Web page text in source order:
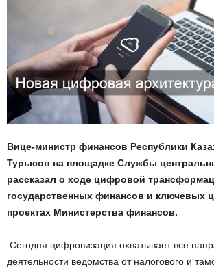
Вице-министр финансов Республики
Турысов на площадке Службы
рассказал о ходе цифровой
государственных финансов и ключевых
проектах Министерства финансов.
Сегодня цифровизация охватывает все
деятельности ведомства от налогового и